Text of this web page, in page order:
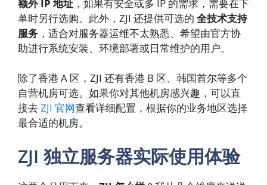
额外 IP 地址 ，如果有安全或多 IP 的需求，需要在下
单时另行选购。此外，ZJI 还提供可选的 全技术支持
服务 ，适合对服务器运维不太熟悉、希望由官方协
助进行系统安装、环境部署或日常维护的用户。
除了香港 A 区，ZJI 还有香港 B 区、韩国首尔等多个
自营机房可选。如果你对其他机房感兴趣，可以直
接去ZJI 官网查看详细配置，根据你的业务地区选择
最合适的机房。
ZJI 独立服务器实际使用体验